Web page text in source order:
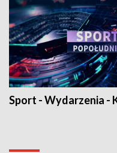
Sport - Wydarzenia -